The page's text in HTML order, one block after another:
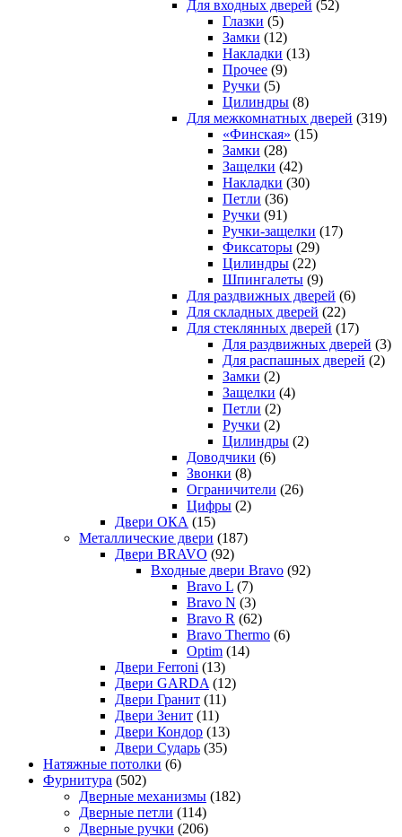
Для входных дверей (52)
Глазки (5)
Замки (12)
Накладки (13)
Прочее (9)
Ручки (5)
Цилиндры (8)
Для межкомнатных дверей (319)
«Финская» (15)
Замки (28)
Защелки (42)
Накладки (30)
Петли (36)
Ручки (91)
Ручки-защелки (17)
Фиксаторы (29)
Цилиндры (22)
Шпингалеты (9)
Для раздвижных дверей (6)
Для складных дверей (22)
Для стеклянных дверей (17)
Для раздвижных дверей (3)
Для распашных дверей (2)
Замки (2)
Защелки (4)
Петли (2)
Ручки (2)
Цилиндры (2)
Доводчики (6)
Звонки (8)
Ограничители (26)
Цифры (2)
Двери ОКА (15)
Металлические двери (187)
Двери BRAVO (92)
Входные двери Bravo (92)
Bravo L (7)
Bravo N (3)
Bravo R (62)
Bravo Thermo (6)
Optim (14)
Двери Ferroni (13)
Двери GARDA (12)
Двери Гранит (11)
Двери Зенит (11)
Двери Кондор (13)
Двери Сударь (35)
Натяжные потолки (6)
Фурнитура (502)
Дверные механизмы (182)
Дверные петли (114)
Дверные ручки (206)